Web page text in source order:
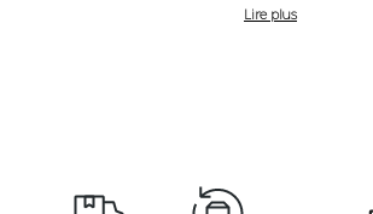
Lire plus